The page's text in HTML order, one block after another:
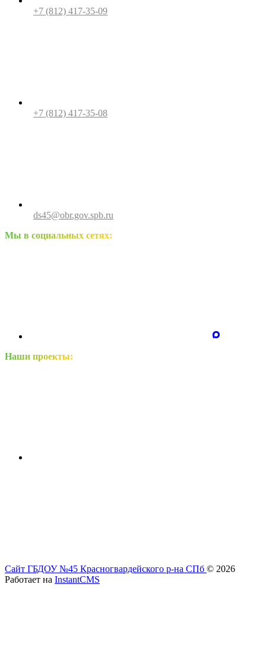
+7 (812) 417-35-09
+7 (812) 417-35-08
ds45@obr.gov.spb.ru
Мы в социальных сетях:
Наши проекты:
Сайт ГБДОУ №45 Красногвардейского р-на СПб © 2026
Работает на InstantCMS